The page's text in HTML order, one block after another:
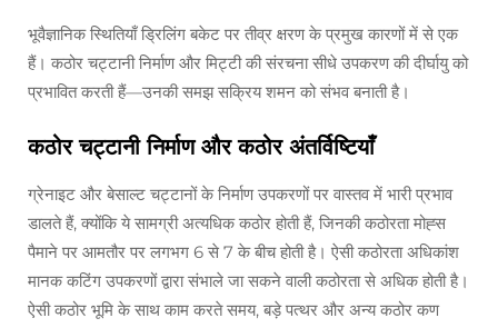
भूवैज्ञानिक स्थितियाँ ड्रिलिंग बकेट पर तीव्र क्षरण के प्रमुख कारणों में से एक
हैं। कठोर चट्टानी निर्माण और मिट्टी की संरचना सीधे उपकरण की दीर्घायु को
प्रभावित करती हैं—उनकी समझ सक्रिय शमन को संभव बनाती है।
कठोर चट्टानी निर्माण और कठोर अंतर्विष्टियाँ
ग्रेनाइट और बेसाल्ट चट्टानों के निर्माण उपकरणों पर वास्तव में भारी प्रभाव
डालते हैं, क्योंकि ये सामग्री अत्यधिक कठोर होती हैं, जिनकी कठोरता मोह्स
पैमाने पर आमतौर पर लगभग 6 से 7 के बीच होती है। ऐसी कठोरता अधिकांश
मानक कटिंग उपकरणों द्वारा संभाले जा सकने वाली कठोरता से अधिक होती है।
ऐसी कठोर भूमि के साथ काम करते समय, बड़े पत्थर और अन्य कठोर कण